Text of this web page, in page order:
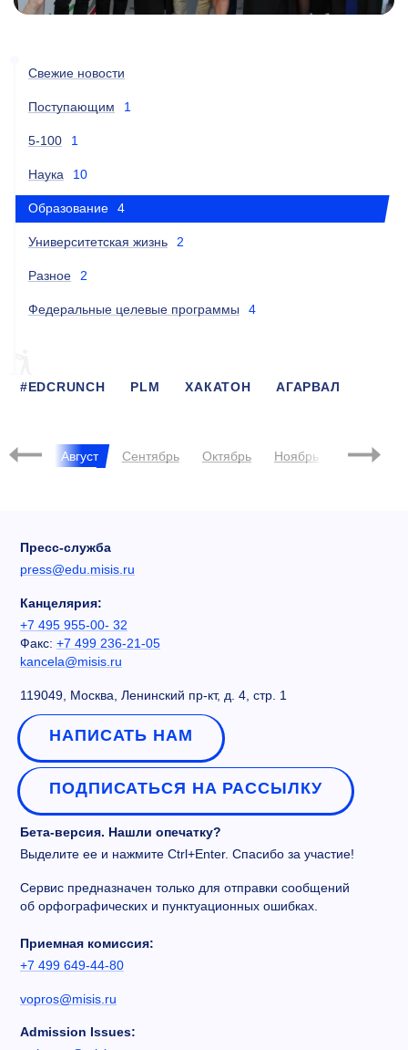
Свежие новости
Поступающим 1
5-100 1
Наука 10
Образование 4
Университетская жизнь 2
Разное 2
Федеральные целевые программы 4
#EDCRUNCH PLM ХАКАТОН АГАРВАЛ
Июль Август Сентябрь Октябрь Ноябрь Декабрь
Пресс-служба
press@edu.misis.ru
Канцелярия:
+7 495 955-00- 32
Факс: +7 499 236-21-05
kancela@misis.ru
119049, Москва, Ленинский пр-кт, д. 4, стр. 1
НАПИСАТЬ НАМ
ПОДПИСАТЬСЯ НА РАССЫЛКУ
Бета-версия. Нашли опечатку?
Выделите ее и нажмите Ctrl+Enter. Спасибо за участие!
Сервис предназначен только для отправки сообщений
об орфографических и пунктуационных ошибках.
Приемная комиссия:
+7 499 649-44-80
vopros@misis.ru
Admission Issues: